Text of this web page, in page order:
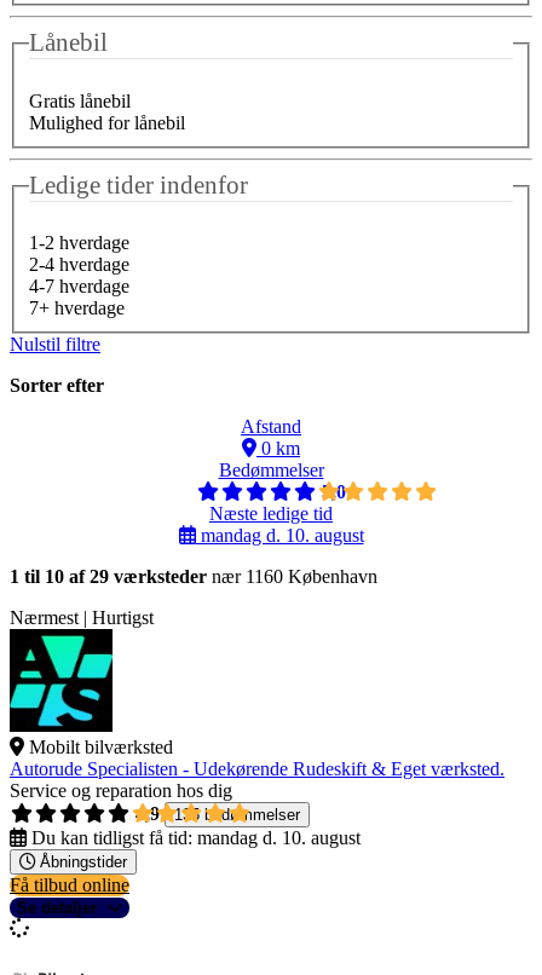
Lånebil
Gratis lånebil
Mulighed for lånebil
Ledige tider indenfor
1-2 hverdage
2-4 hverdage
4-7 hverdage
7+ hverdage
Nulstil filtre
Sorter efter
Afstand
0 km
Bedømmelser
5,0
Næste ledige tid
mandag d. 10. august
1 til 10 af 29 værksteder nær 1160 København
Nærmest | Hurtigst
Mobilt bilværksted
Autorude Specialisten - Udekørende Rudeskift & Eget værksted.
Service og reparation hos dig
4,9
135 bedømmelser
Du kan tidligst få tid: mandag d. 10. august
Åbningstider
Få tilbud online
Se detaljer